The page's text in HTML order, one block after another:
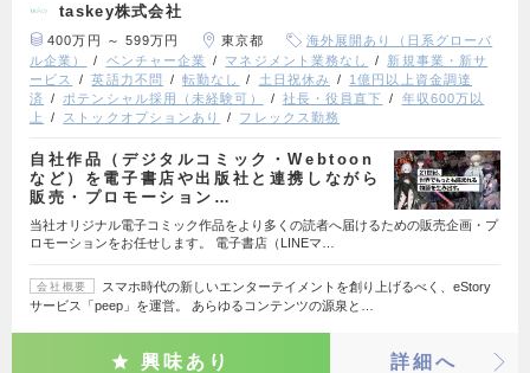
taskey株式会社
400万円 ～ 599万円 東京都
海外展開あり（日系グローバ
ル企業）
ベンチャー企業 マネジメント業務なし
新規事業・新サ
ービス
英語力不問 転勤なし 土日祝休み
1億円以上資金調達
済
ポテンシャル採用（未経験可） 社長・役員直下
年収600万以
上
ストックオプションあり フレックス勤務
自社作品（デジタルコミック・Webtoon
など）を電子書店や出版社と連携しながら
販売・プロモーション…
当社オリジナル電子コミック作品をより多くの読者へ届けるための販売企画・プ
ロモーションをお任せします。 電子書店（LINEマ…
会社概要
スマホ時代の新しいエンターテイメントを創り上げるべく、eStory
サービス「peep」を運営。 あらゆるコンテンツの源泉と…
興味あり 詳細へ